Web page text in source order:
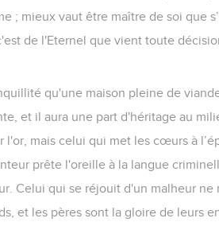
; mieux vaut être maître de soi que
de l'Eternel que vient toute
qu'une maison pleine de
et il aura une part d'héritage au
l'or, mais celui qui met les cœurs à
prête l'oreille à la langue
Celui qui se réjouit d'un malheur ne
et les pères sont la gloire de leurs